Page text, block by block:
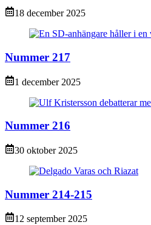
18 december 2025
Nummer 217
1 december 2025
Nummer 216
30 oktober 2025
Nummer 214-215
12 september 2025